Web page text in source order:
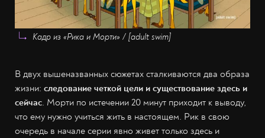
Кадр из «Рика и Морти» / [adult swim]
В двух вышеназванных сюжетах сталкиваются два образа
жизни: следование четкой цели и существование здесь и
сейчас. Морти по истечении 20 минут приходит к выводу,
что ему нужно учиться жить в настоящем. Рик в свою
очередь в начале серии явно живет только здесь и